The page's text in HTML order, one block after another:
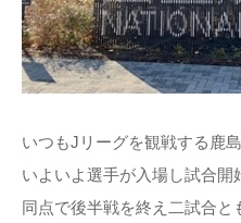
いつもJリーグを観戦する鹿
いよいよ選手が入場し試合
同点で後半戦を終え二試合